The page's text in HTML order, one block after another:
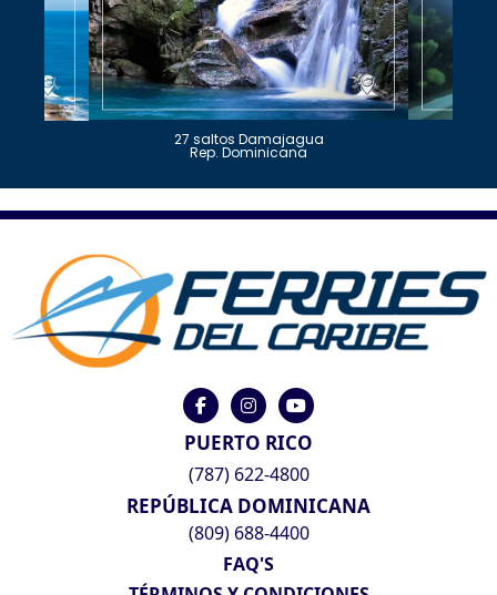
27 saltos Damajagua
Rep. Dominicana
PUERTO RICO
(787) 622-4800
REPÚBLICA DOMINICANA
(809) 688-4400
FAQ'S